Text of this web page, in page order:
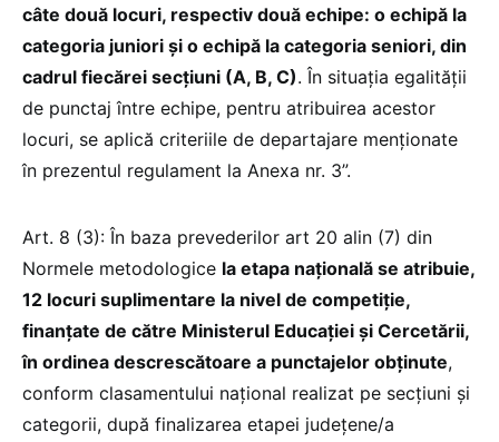
câte două locuri, respectiv două echipe: o echipă la
categoria juniori și o echipă la categoria seniori, din
cadrul fiecărei secțiuni (A, B, C). În situația egalității
de punctaj între echipe, pentru atribuirea acestor
locuri, se aplică criteriile de departajare menționate
în prezentul regulament la Anexa nr. 3”.
Art. 8 (3): În baza prevederilor art 20 alin (7) din
Normele metodologice la etapa națională se atribuie,
12 locuri suplimentare la nivel de competiție,
finanțate de către Ministerul Educației și Cercetării,
în ordinea descrescătoare a punctajelor obţinute,
conform clasamentului naţional realizat pe secțiuni și
categorii, după finalizarea etapei județene/a